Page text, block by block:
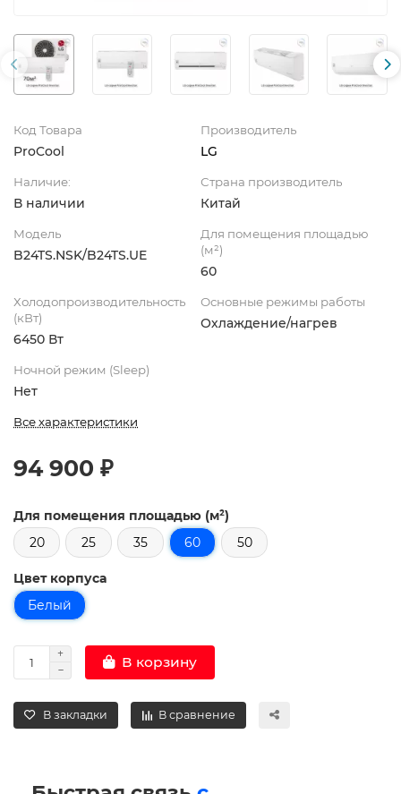
Код Товара
ProCool
Производитель
LG
Наличие:
В наличии
Страна производитель
Китай
Модель
B24TS.NSK/B24TS.UE
Для помещения площадью
(м²)
60
Холодопроизводительность
(кВт)
6450 Вт
Основные режимы работы
Охлаждение/нагрев
Ночной режим (Sleep)
Нет
Все характеристики
94 900 ₽
Для помещения площадью (м²)
20
25 35 60 50
Цвет корпуса
Белый
В корзину
В закладки В сравнение